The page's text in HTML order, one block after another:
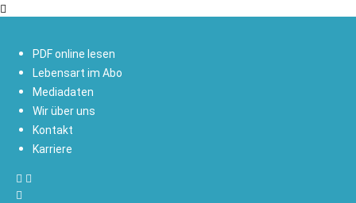
PDF online lesen
Lebensart im Abo
Mediadaten
Wir über uns
Kontakt
Karriere